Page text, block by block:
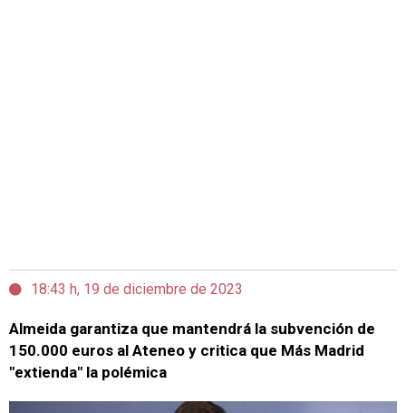
18:43 h, 19 de diciembre de 2023
Almeida garantiza que mantendrá la subvención de
150.000 euros al Ateneo y critica que Más Madrid
"extienda" la polémica